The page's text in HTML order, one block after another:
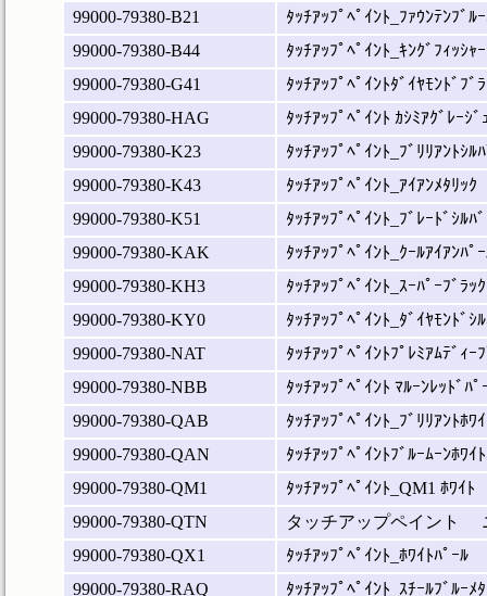
99000-79380-B21
ﾀｯﾁｱｯﾌﾟﾍﾟｲﾝﾄ_ﾌｧｳﾝﾃﾝﾌﾞﾙ
99000-79380-B44
ﾀｯﾁｱｯﾌﾟﾍﾟｲﾝﾄ_ｷﾝｸﾞﾌｨｯｼｬ
99000-79380-G41
ﾀｯﾁｱｯﾌﾟﾍﾟｲﾝﾄﾀﾞｲﾔﾓﾝﾄﾞﾌﾞ
99000-79380-HAG
ﾀｯﾁｱｯﾌﾟﾍﾟｲﾝﾄ ｶｼﾐｱｸﾞﾚｰｼﾞ
99000-79380-K23
ﾀｯﾁｱｯﾌﾟﾍﾟｲﾝﾄ_ﾌﾞﾘﾘｱﾝﾄｼﾙ
99000-79380-K43
ﾀｯﾁｱｯﾌﾟﾍﾟｲﾝﾄ_ｱｲｱﾝﾒﾀﾘｯｸ
99000-79380-K51
ﾀｯﾁｱｯﾌﾟﾍﾟｲﾝﾄ_ﾌﾞﾚｰﾄﾞｼﾙﾊ
99000-79380-KAK
ﾀｯﾁｱｯﾌﾟﾍﾟｲﾝﾄ_ｸｰﾙｱｲｱﾝﾊﾟ
99000-79380-KH3
ﾀｯﾁｱｯﾌﾟﾍﾟｲﾝﾄ_ｽｰﾊﾟｰﾌﾞﾗｯｸ
99000-79380-KY0
ﾀｯﾁｱｯﾌﾟﾍﾟｲﾝﾄ_ﾀﾞｲﾔﾓﾝﾄﾞｼ
99000-79380-NAT
ﾀｯﾁｱｯﾌﾟﾍﾟｲﾝﾄﾌﾟﾚﾐｱﾑﾃﾞｨｰ
99000-79380-NBB
ﾀｯﾁｱｯﾌﾟﾍﾟｲﾝﾄ ﾏﾙｰﾝﾚｯﾄﾞﾊﾟ
99000-79380-QAB
ﾀｯﾁｱｯﾌﾟﾍﾟｲﾝﾄ_ﾌﾞﾘﾘｱﾝﾄﾎﾜ
99000-79380-QAN
ﾀｯﾁｱｯﾌﾟﾍﾟｲﾝﾄﾌﾞﾙｰﾑｰﾝﾎﾜｲ
99000-79380-QM1
ﾀｯﾁｱｯﾌﾟﾍﾟｲﾝﾄ_QM1 ﾎﾜｲﾄ
99000-79380-QTN
タッチアップペイント
99000-79380-QX1
ﾀｯﾁｱｯﾌﾟﾍﾟｲﾝﾄ_ﾎﾜｲﾄﾊﾟｰﾙ
99000-79380-RAQ
ﾀｯﾁｱｯﾌﾟﾍﾟｲﾝﾄ_ｽﾁｰﾙﾌﾞﾙｰﾒ